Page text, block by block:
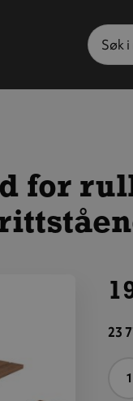
Søk
for
23